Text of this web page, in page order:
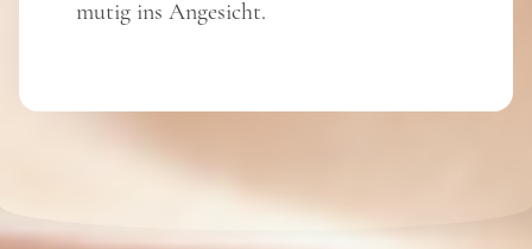
mutig ins Angesicht.